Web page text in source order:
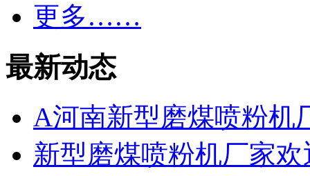
更多……
最新动态
A河南新型磨煤喷粉机
新型磨煤喷粉机厂家